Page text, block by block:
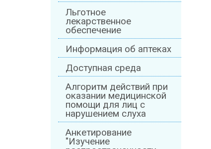
Льготное
лекарственное
обеспечение
Информация об аптеках
Доступная среда
Алгоритм действий при
оказании медицинской
помощи для лиц с
нарушением слуха
Анкетирование
"Изучение